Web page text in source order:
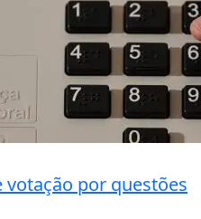
votação por questões